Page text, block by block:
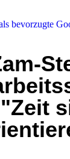
bevorzugte